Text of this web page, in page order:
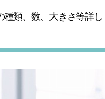
類、数、大きさ等詳し